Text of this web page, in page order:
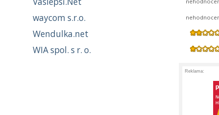
waycom s.r.o.
Wendulka.net
WIA spol. s r. o.
Reklama: